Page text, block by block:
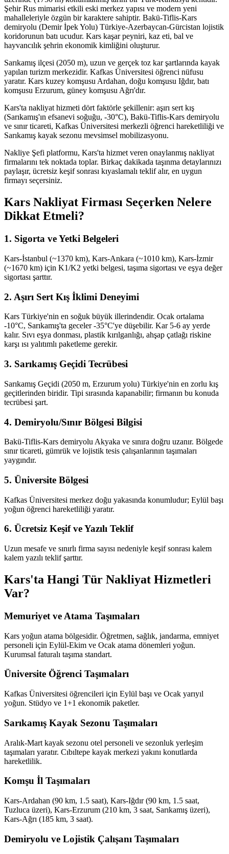
Şehir Rus mimarisi etkili eski merkez yapısı ve modern yeni
mahalleleriyle özgün bir karaktere sahiptir. Bakü-Tiflis-Kars
demiryolu (Demir İpek Yolu) Türkiye-Azerbaycan-Gürcistan lojistik
koridorunun batı ucudur. Kars kaşar peyniri, kaz eti, bal ve
hayvancılık şehrin ekonomik kimliğini oluşturur.
Sarıkamış ilçesi (2050 m), uzun ve gerçek toz kar şartlarında kayak
yapılan turizm merkezidir. Kafkas Üniversitesi öğrenci nüfusu
yaratır. Kars kuzey komşusu Ardahan, doğu komşusu Iğdır, batı
komşusu Erzurum, güney komşusu Ağrı'dır.
Kars'ta nakliyat hizmeti dört faktörle şekillenir: aşırı sert kış
(Sarıkamış'ın efsanevi soğuğu, -30°C), Bakü-Tiflis-Kars demiryolu
ve sınır ticareti, Kafkas Üniversitesi merkezli öğrenci hareketliliği ve
Sarıkamış kayak sezonu mevsimsel mobilizasyonu.
Nakliye Şefi platformu, Kars'ta hizmet veren onaylanmış nakliyat
firmalarını tek noktada toplar. Birkaç dakikada taşınma detaylarınızı
paylaşır, ücretsiz keşif sonrası kıyaslamalı teklif alır, en uygun
firmayı seçersiniz.
Kars Nakliyat Firması Seçerken Nelere
Dikkat Etmeli?
1. Sigorta ve Yetki Belgeleri
Kars-İstanbul (~1370 km), Kars-Ankara (~1010 km), Kars-İzmir
(~1670 km) için K1/K2 yetki belgesi, taşıma sigortası ve eşya değer
sigortası şarttır.
2. Aşırı Sert Kış İklimi Deneyimi
Kars Türkiye'nin en soğuk büyük illerindendir. Ocak ortalama
-10°C, Sarıkamış'ta geceler -35°C'ye düşebilir. Kar 5-6 ay yerde
kalır. Sıvı eşya donması, plastik kırılganlığı, ahşap çatlağı riskine
karşı ısı yalıtımlı paketleme gerekir.
3. Sarıkamış Geçidi Tecrübesi
Sarıkamış Geçidi (2050 m, Erzurum yolu) Türkiye'nin en zorlu kış
geçitlerinden biridir. Tipi sırasında kapanabilir; firmanın bu konuda
tecrübesi şart.
4. Demiryolu/Sınır Bölgesi Bilgisi
Bakü-Tiflis-Kars demiryolu Akyaka ve sınıra doğru uzanır. Bölgede
sınır ticareti, gümrük ve lojistik tesis çalışanlarının taşımaları
yaygındır.
5. Üniversite Bölgesi
Kafkas Üniversitesi merkez doğu yakasında konumludur; Eylül başı
yoğun öğrenci hareketliliği yaratır.
6. Ücretsiz Keşif ve Yazılı Teklif
Uzun mesafe ve sınırlı firma sayısı nedeniyle keşif sonrası kalem
kalem yazılı teklif şarttır.
Kars'ta Hangi Tür Nakliyat Hizmetleri
Var?
Memuriyet ve Atama Taşımaları
Kars yoğun atama bölgesidir. Öğretmen, sağlık, jandarma, emniyet
personeli için Eylül-Ekim ve Ocak atama dönemleri yoğun.
Kurumsal faturalı taşıma standart.
Üniversite Öğrenci Taşımaları
Kafkas Üniversitesi öğrencileri için Eylül başı ve Ocak yarıyıl
yoğun. Stüdyo ve 1+1 ekonomik paketler.
Sarıkamış Kayak Sezonu Taşımaları
Aralık-Mart kayak sezonu otel personeli ve sezonluk yerleşim
taşımaları yaratır. Cıbıltepe kayak merkezi yakını konutlarda
hareketlilik.
Komşu İl Taşımaları
Kars-Ardahan (90 km, 1.5 saat), Kars-Iğdır (90 km, 1.5 saat,
Tuzluca üzeri), Kars-Erzurum (210 km, 3 saat, Sarıkamış üzeri),
Kars-Ağrı (185 km, 3 saat).
Demiryolu ve Lojistik Çalışanı Taşımaları